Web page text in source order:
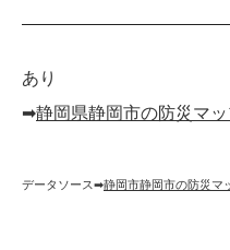
あり
➡︎静岡県静岡市の防災マッ
データソース➡︎静岡市静岡市の防災マ